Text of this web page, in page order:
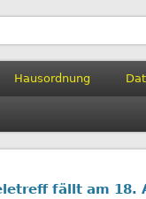
Hausordnung
fällt am 18.